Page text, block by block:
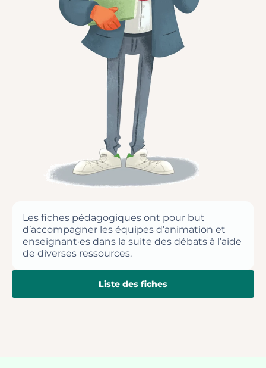
Les fiches pédagogiques ont pour but
d’accompagner les équipes d’animation et
enseignant·es dans la suite des débats à l’aide
de diverses ressources.
Liste des fiches